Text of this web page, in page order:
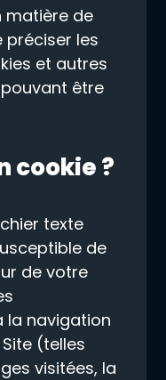
matière de
préciser les
et autres
être
cookie ?
texte
de
de votre
la navigation
(telles
visitées, la